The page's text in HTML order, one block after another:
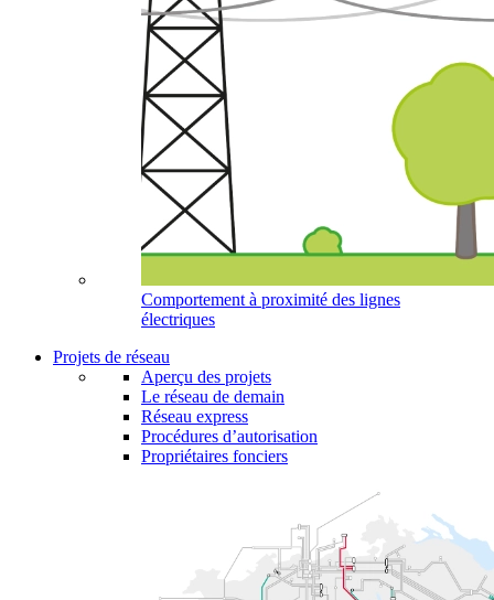
Comportement à proximité des lignes
électriques
Projets de réseau
Aperçu des projets
Le réseau de demain
Réseau express
Procédures d’autorisation
Propriétaires fonciers